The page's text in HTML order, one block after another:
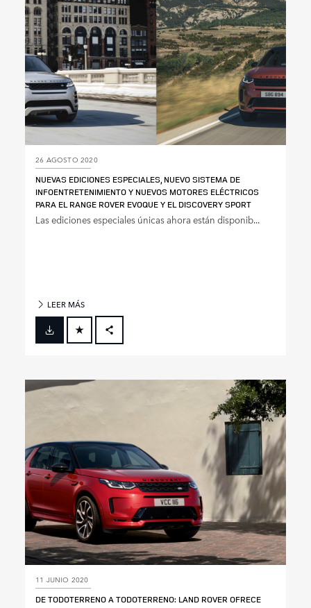
26 AGOSTO 2020
NUEVAS EDICIONES ESPECIALES, NUEVO SISTEMA DE
INFOENTRETENIMIENTO Y NUEVOS MOTORES ELÉCTRICOS
PARA EL RANGE ROVER EVOQUE Y EL DISCOVERY SPORT
Las ediciones especiales únicas ahora están disponib...
LEER MÁS
FACEBOOK
11 JUNIO 2020
DE TODOTERRENO A TODOTERRENO: LAND ROVER OFRECE